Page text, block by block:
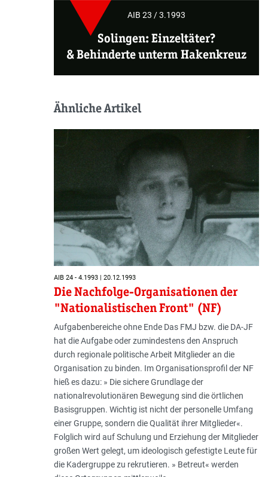
AIB 23 / 3.1993
Solingen: Einzeltäter?
&Behinderte unterm Hakenkreuz
Ähnliche Artikel
AIB 24 - 4.1993 | 20.12.1993
Die Nachfolge-Organisationen der
"Nationalistischen Front" (NF)
Aufgabenbereiche ohne Ende Das FMJ bzw. die DA-JF
hat die Aufgabe oder zumindestens den Anspruch
durch regionale politische Arbeit Mitglieder an die
Organisation zu binden. Im Organisationsprofil der NF
hieß es dazu: » Die sichere Grundlage der
nationalrevolutionären Bewegung sind die örtlichen
Basisgruppen. Wichtig ist nicht der personelle Umfang
einer Gruppe, sondern die Qualität ihrer Mitglieder«.
Folglich wird auf Schulung und Erziehung der Mitglieder
großen Wert gelegt, um ideologisch gefestigte Leute für
die Kadergruppe zu rekrutieren. » Betreut« werden